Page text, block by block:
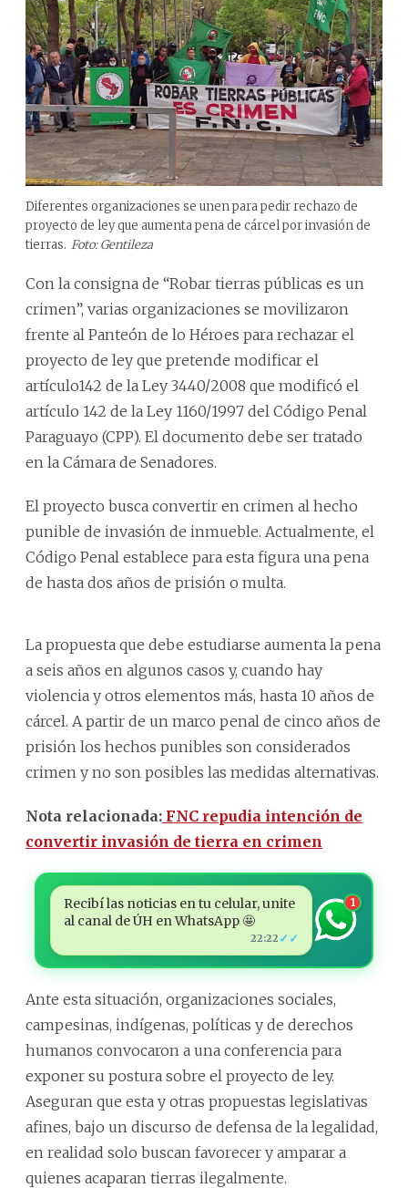
Diferentes organizaciones se unen para pedir rechazo de
proyecto de ley que aumenta pena de cárcel por invasión de
tierras. Foto: Gentileza
Con la consigna de “Robar tierras públicas es un
crimen”, varias organizaciones se movilizaron
frente al Panteón de lo Héroes para rechazar el
proyecto de ley que pretende modificar el
artículo142 de la Ley 3440/2008 que modificó el
artículo 142 de la Ley 1160/1997 del Código Penal
Paraguayo (CPP). El documento debe ser tratado
en la Cámara de Senadores.
El proyecto busca convertir en crimen al hecho
punible de invasión de inmueble. Actualmente, el
Código Penal establece para esta figura una pena
de hasta dos años de prisión o multa.
La propuesta que debe estudiarse aumenta la pena
a seis años en algunos casos y, cuando hay
violencia y otros elementos más, hasta 10 años de
cárcel. A partir de un marco penal de cinco años de
prisión los hechos punibles son considerados
crimen y no son posibles las medidas alternativas.
Nota relacionada: FNC repudia intención de
convertir invasión de tierra en crimen
Recibí las noticias en tu celular, unite
al canal de ÚH en WhatsApp 🤩
22:22 ✓✓
1
Ante esta situación, organizaciones sociales,
campesinas, indígenas, políticas y de derechos
humanos convocaron a una conferencia para
exponer su postura sobre el proyecto de ley.
Aseguran que esta y otras propuestas legislativas
afines, bajo un discurso de defensa de la legalidad,
en realidad solo buscan favorecer y amparar a
quienes acaparan tierras ilegalmente.